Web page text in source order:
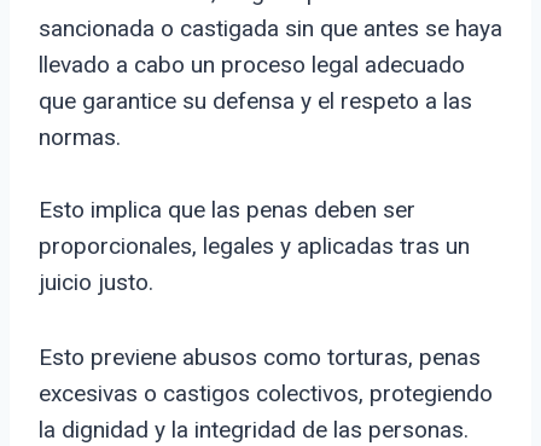
sancionada o castigada sin que antes se haya
llevado a cabo un proceso legal adecuado
que garantice su defensa y el respeto a las
normas.
Esto implica que las penas deben ser
proporcionales, legales y aplicadas tras un
juicio justo.
Esto previene abusos como torturas, penas
excesivas o castigos colectivos, protegiendo
la dignidad y la integridad de las personas.